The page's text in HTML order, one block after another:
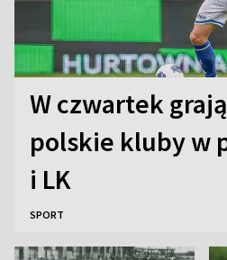
W czwartek
polskie kluby w
i LK
SPORT